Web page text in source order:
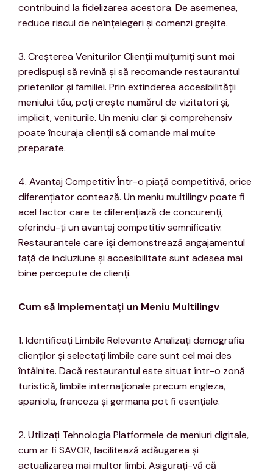
contribuind la fidelizarea acestora. De asemenea,
reduce riscul de neînțelegeri și comenzi greșite.
3. Creșterea Veniturilor Clienții mulțumiți sunt mai
predispuși să revină și să recomande restaurantul
prietenilor și familiei. Prin extinderea accesibilității
meniului tău, poți crește numărul de vizitatori și,
implicit, veniturile. Un meniu clar și comprehensiv
poate încuraja clienții să comande mai multe
preparate.
4. Avantaj Competitiv Într-o piață competitivă, orice
diferențiator contează. Un meniu multilingv poate fi
acel factor care te diferențiază de concurenți,
oferindu-ți un avantaj competitiv semnificativ.
Restaurantele care își demonstrează angajamentul
față de incluziune și accesibilitate sunt adesea mai
bine percepute de clienți.
Cum să Implementați un Meniu Multilingv
1. Identificați Limbile Relevante Analizați demografia
clienților și selectați limbile care sunt cel mai des
întâlnite. Dacă restaurantul este situat într-o zonă
turistică, limbile internaționale precum engleza,
spaniola, franceza și germana pot fi esențiale.
2. Utilizați Tehnologia Platformele de meniuri digitale,
cum ar fi SAVOR, facilitează adăugarea și
actualizarea mai multor limbi. Asigurați-vă că